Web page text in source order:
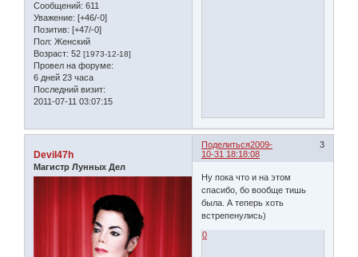
Сообщений: 611
Уважение: [+46/-0]
Позитив: [+47/-0]
Пол: Женский
Возраст: 52 [1973-12-18]
Провел на форуме:
6 дней 23 часа
Последний визит:
2011-07-11 03:07:15
Поделиться 3
2009-
10-31 18:18:08
Devil47h
Магистр Лунных Дел
Ну пока что и на этом
спасибо, бо вообще тишь
была. А теперь хоть
встрепенулись)
0